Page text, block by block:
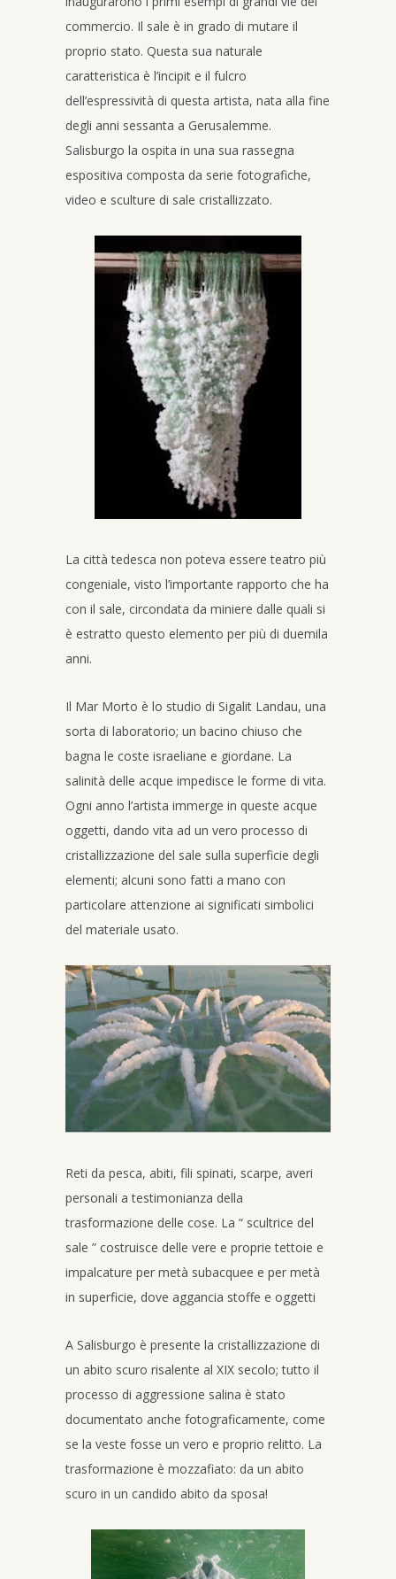
commercio. Il sale è in grado di mutare il
proprio stato. Questa sua naturale
caratteristica è l’incipit e il fulcro
dell’espressività di questa artista, nata alla fine
degli anni sessanta a Gerusalemme.
Salisburgo la ospita in una sua rassegna
espositiva composta da serie fotografiche,
video e sculture di sale cristallizzato.
La città tedesca non poteva essere teatro più
congeniale, visto l’importante rapporto che ha
con il sale, circondata da miniere dalle quali si
è estratto questo elemento per più di duemila
anni.
Il Mar Morto è lo studio di Sigalit Landau, una
sorta di laboratorio; un bacino chiuso che
bagna le coste israeliane e giordane. La
salinità delle acque impedisce le forme di vita.
Ogni anno l’artista immerge in queste acque
oggetti, dando vita ad un vero processo di
cristallizzazione del sale sulla superficie degli
elementi; alcuni sono fatti a mano con
particolare attenzione ai significati simbolici
del materiale usato.
Reti da pesca, abiti, fili spinati, scarpe, averi
personali a testimonianza della
trasformazione delle cose. La “ scultrice del
sale ” costruisce delle vere e proprie tettoie e
impalcature per metà subacquee e per metà
in superficie, dove aggancia stoffe e oggetti
A Salisburgo è presente la cristallizzazione di
un abito scuro risalente al XIX secolo; tutto il
processo di aggressione salina è stato
documentato anche fotograficamente, come
se la veste fosse un vero e proprio relitto. La
trasformazione è mozzafiato: da un abito
scuro in un candido abito da sposa!